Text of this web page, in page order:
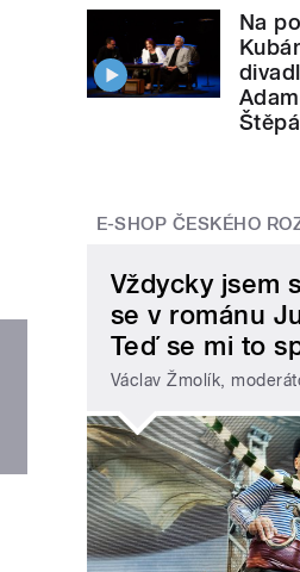
Na
E-SHOP ČESKÉHO
Vždycky jsem
se v románu
Teď se mi to
Václav Žmolík,